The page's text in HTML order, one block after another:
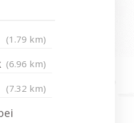
(1.79 km)
(6.96 km)
(7.32 km)